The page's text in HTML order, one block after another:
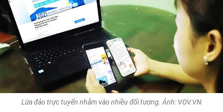
THỂ THAO
DU LỊCH
HỒ SƠ - TƯ LIỆU
NHÂN DÂN ĐIỆN TỬ
Lừa đảo trực tuyến nhắm vào nhiều đối tượng. Ảnh: VOV.VN